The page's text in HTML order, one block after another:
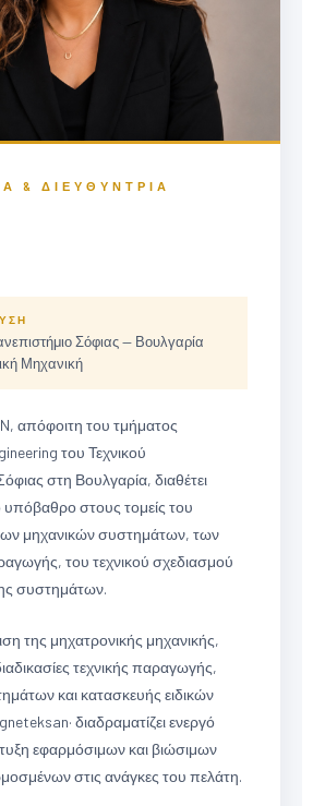
NA
ΦΩΤΟΓΡΑΦΊΑ
& ΔΙΕΥΘΎΝΤΡΙΑ
Σόφιας — Βουλγαρία
Μηχανική
απόφοιτη του τμήματος
του Τεχνικού
στη Βουλγαρία, διαθέτει
υπόβαθρο στους τομείς του
μηχανικών συστημάτων, των
του τεχνικού σχεδιασμού
συστημάτων.
της μηχατρονικής μηχανικής,
τεχνικής παραγωγής,
και κατασκευής ειδικών
διαδραματίζει ενεργό
εφαρμόσιμων και βιώσιμων
στις ανάγκες του πελάτη.